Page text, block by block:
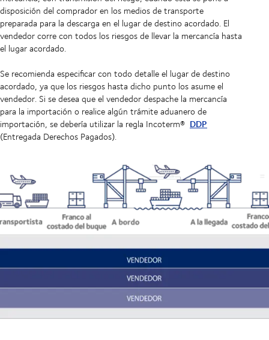
disposición del comprador en los medios de transporte
preparada para la descarga en el lugar de destino acordado. El
vendedor corre con todos los riesgos de llevar la mercancía hasta
el lugar acordado.
Se recomienda especificar con todo detalle el lugar de destino
acordado, ya que los riesgos hasta dicho punto los asume el
vendedor. Si se desea que el vendedor despache la mercancía
para la importación o realice algún trámite aduanero de
importación, se debería utilizar la regla Incoterm® DDP
(Entregada Derechos Pagados).